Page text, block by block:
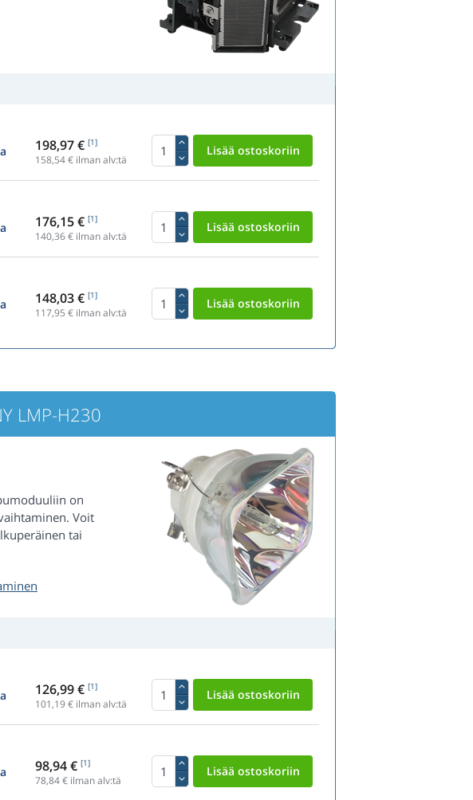
198,97 € [1]
158,54€ ilman alv:tä
176,15 € [1]
140,36€ ilman alv:tä
148,03 € [1]
117,95 € ilman alv:tä
LMP-H230
on
Voit
tai
126,99 € [1]
101,19€ ilman alv:tä
98,94 € [1]
78,84€ ilman alv:tä